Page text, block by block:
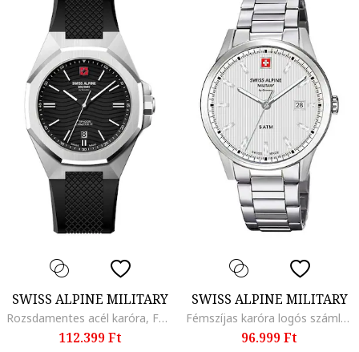
SWISS ALPINE MILITARY
Rozsdamentes acél karóra, Fekete
112.399 Ft
SWISS ALPINE MILITARY
Fémszíjas karóra logós számlappal, Ezüstszín
96.999 Ft